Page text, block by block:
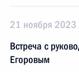
21 ноября 2023
Встреча с
Егоровым